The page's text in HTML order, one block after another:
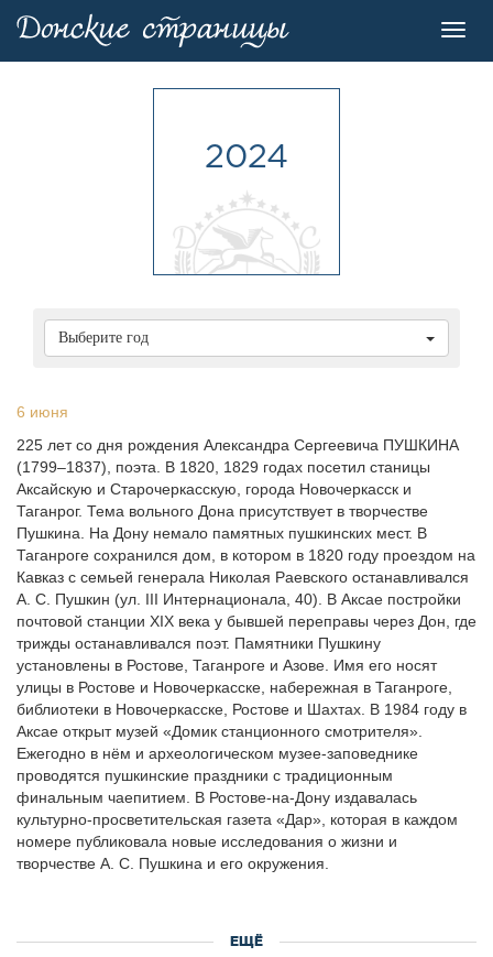
2024
Выберите год
6 июня
225 лет со дня рождения Александра Сергеевича ПУШКИHА
(1799–1837), поэта. В 1820, 1829 годах посетил станицы
Аксайскую и Стаpочеpкасскую, города Hовочеpкасск и
Таганpог. Тема вольного Дона присутствует в твоpчестве
Пушкина. На Дону немало памятных пушкинских мест. В
Таганроге сохранился дом, в котором в 1820 году проездом на
Кавказ с семьей генерала Николая Раевского останавливался
А. С. Пушкин (ул. III Интернационала, 40). В Аксае постройки
почтовой станции XIX века у бывшей переправы через Дон, где
трижды останавливался поэт. Памятники Пушкину
установлены в Ростове, Таганроге и Азове. Имя его носят
улицы в Ростове и Новочеркасске, набережная в Таганроге,
библиотеки в Новочеркасске, Ростове и Шахтах. В 1984 году в
Аксае открыт музей «Домик станционного смотрителя».
Ежегодно в нём и археологическом музее-заповеднике
проводятся пушкинские праздники с традиционным
финальным чаепитием. В Ростове-на-Дону издавалась
культурно-просветительская газета «Дар», которая в каждом
номере публиковала новые исследования о жизни и
творчестве А. С. Пушкина и его окружения.
ЕЩЁ